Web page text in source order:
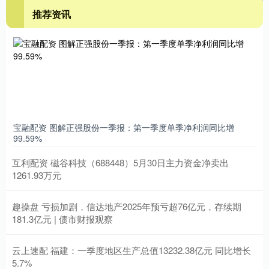
推荐资讯
宝融配资 图解正强股份一季报：第一季度单季净利润同比增
99.59%
互利配资 磁谷科技（688448）5月30日主力资金净卖出
1261.93万元
趣操盘 亏损加剧，信达地产2025年预亏超76亿元，存续期
181.3亿元 | 债市财报观察
云上速配 福建：一季度地区生产总值13232.38亿元 同比增长
5.7%